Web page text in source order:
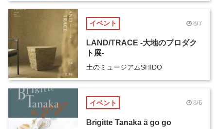
イベント 8/7
LAND/TRACE -大地のプロダク
ト展-
土のミュージアムSHIDO
イベント 8/6
Brigitte Tanaka ā go go